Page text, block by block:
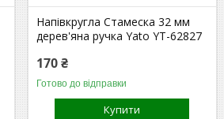
Напівкругла Стамеска 32 мм
дерев'яна ручка Yato YT-62827
170 ₴
Готово до відправки
Купити